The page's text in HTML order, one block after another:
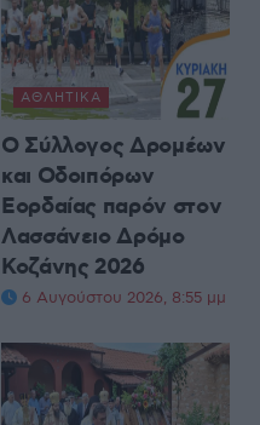
ΑΘΛΗΤΙΚΆ
Ο Σύλλογος Δρομέων
και Οδοιπόρων
Εορδαίας παρόν στον
Λασσάνειο Δρόμο
Κοζάνης 2026
6 Αυγούστου 2026, 8:55 μμ